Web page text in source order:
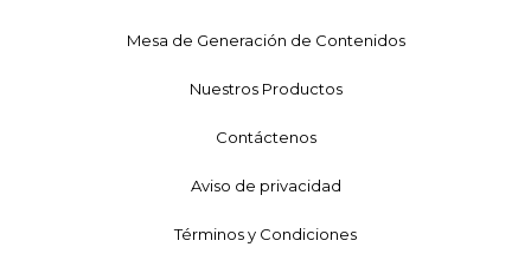
Mesa de Generación de Contenidos
Nuestros Productos
Contáctenos
Aviso de privacidad
Términos y Condiciones